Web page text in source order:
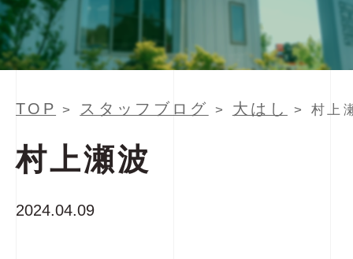
TOP > スタッフブログ > 大はし > 村上
村上瀬波
2024.04.09